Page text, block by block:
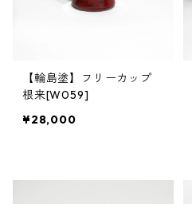
【輪島塗】フリーカップ
根来[W059]
¥28,000